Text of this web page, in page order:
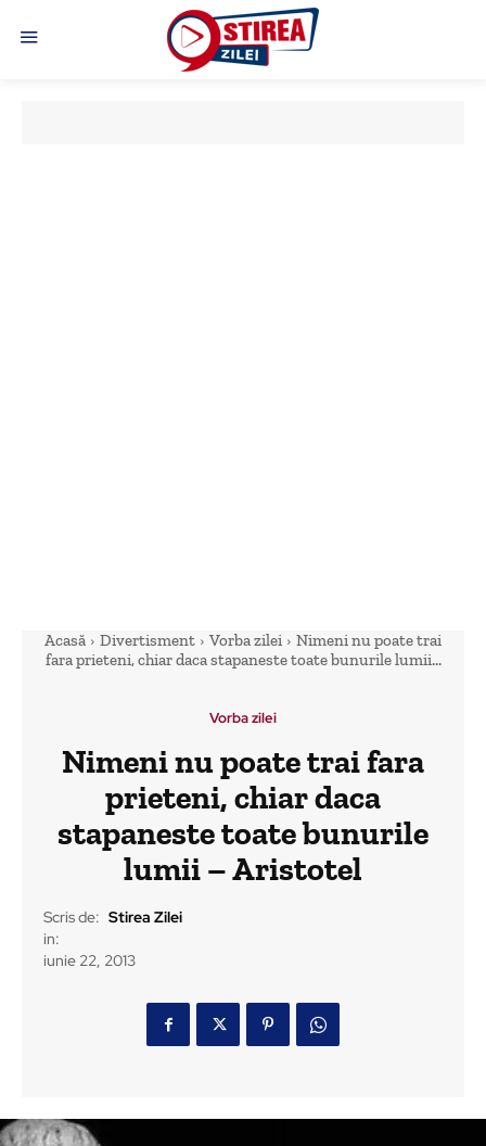
Acasă Divertisment Vorba zilei
Nimeni nu poate trai
fara prieteni, chiar daca stapaneste toate bunurile lumii...
Vorba zilei
Nimeni nu poate trai fara
prieteni, chiar daca
stapaneste toate bunurile
lumii – Aristotel
Scris de: Stirea Zilei
in:
iunie 22, 2013